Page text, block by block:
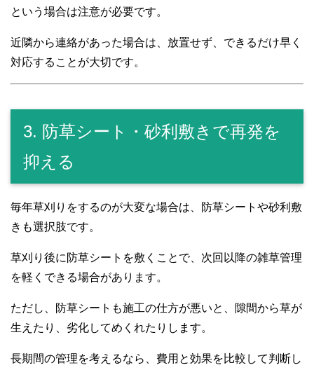
という場合は注意が必要です。
近隣から連絡があった場合は、放置せず、できるだけ早く
対応することが大切です。
3. 防草シート・砂利敷きで再発を
抑える
毎年草刈りをするのが大変な場合は、防草シートや砂利敷
きも選択肢です。
草刈り後に防草シートを敷くことで、次回以降の雑草管理
を軽くできる場合があります。
ただし、防草シートも施工の仕方が悪いと、隙間から草が
生えたり、劣化してめくれたりします。
長期間の管理を考えるなら、費用と効果を比較して判断し